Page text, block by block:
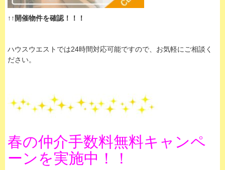
↑↑開催物件を確認！！！
ハウスウエストでは24時間対応可能ですので、お気軽にご相談く
ださい。
春の仲介手数料無料キャンペ
ーンを実施中！！